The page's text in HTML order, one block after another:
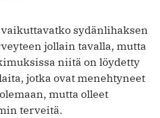
sydänlihaksen
jollain tavalla, mutta
niitä on löydetty
jotka ovat menehtyneet
mutta olleet
terveitä.